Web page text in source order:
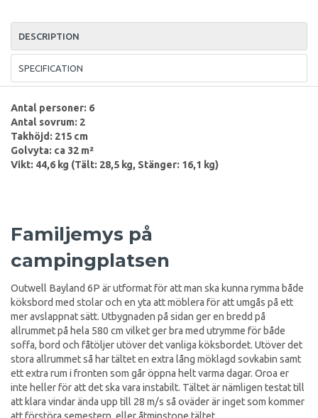
DESCRIPTION
SPECIFICATION
Antal personer: 6
Antal sovrum: 2
Takhöjd: 215 cm
Golvyta: ca 32 m²
Vikt: 44,6 kg (Tält: 28,5 kg, Stänger: 16,1 kg)
Familjemys på
campingplatsen
Outwell Bayland 6P är utformat för att man ska kunna rymma både
köksbord med stolar och en yta att möblera för att umgås på ett
mer avslappnat sätt. Utbygnaden på sidan ger en bredd på
allrummet på hela 580 cm vilket ger bra med utrymme för både
soffa, bord och fåtöljer utöver det vanliga köksbordet. Utöver det
stora allrummet så har tältet en extra lång möklagd sovkabin samt
ett extra rum i fronten som går öppna helt varma dagar. Oroa er
inte heller för att det ska vara instabilt. Tältet är nämligen testat till
att klara vindar ända upp till 28 m/s så oväder är inget som kommer